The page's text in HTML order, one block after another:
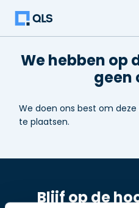
We hebben op
geen
We doen ons best om
te plaatsen.
Blijf op de